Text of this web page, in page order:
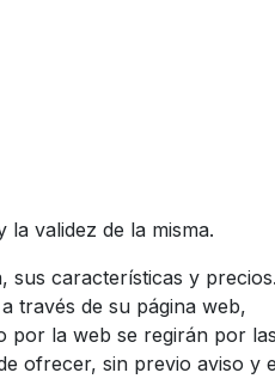
validez de la misma.
sus características y precios.
través de su página web,
por la web se regirán por las
ofrecer, sin previo aviso y